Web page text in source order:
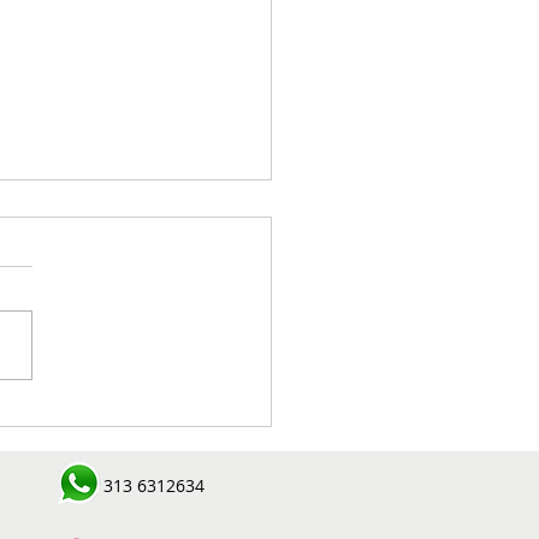
de Concordia durante
conjunta313 6312634